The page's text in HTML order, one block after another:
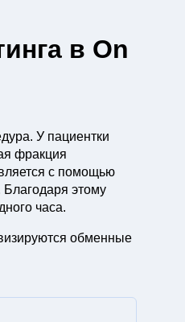
в On
У пациентки
фракция
с помощью
этому
часа.
обменные